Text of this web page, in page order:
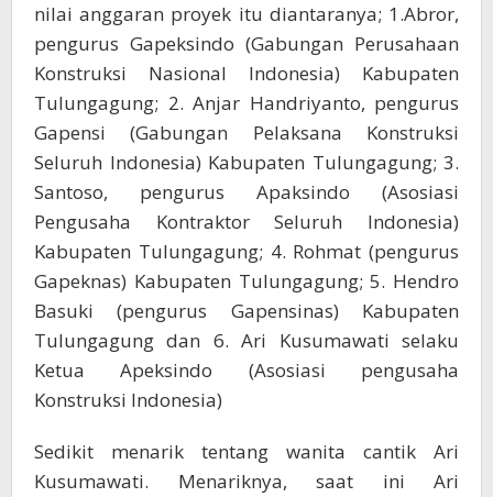
nilai anggaran proyek itu diantaranya; 1.Abror,
pengurus Gapeksindo (Gabungan Perusahaan
Konstruksi Nasional Indonesia) Kabupaten
Tulungagung; 2. Anjar Handriyanto, pengurus
Gapensi (Gabungan Pelaksana Konstruksi
Seluruh Indonesia) Kabupaten Tulungagung; 3.
Santoso, pengurus Apaksindo (Asosiasi
Pengusaha Kontraktor Seluruh Indonesia)
Kabupaten Tulungagung; 4. Rohmat (pengurus
Gapeknas) Kabupaten Tulungagung; 5. Hendro
Basuki (pengurus Gapensinas) Kabupaten
Tulungagung dan 6. Ari Kusumawati selaku
Ketua Apeksindo (Asosiasi pengusaha
Konstruksi Indonesia)
Sedikit menarik tentang wanita cantik Ari
Kusumawati. Menariknya, saat ini Ari